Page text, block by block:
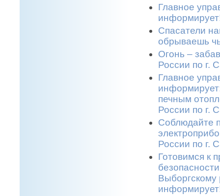
Главное
Спасатели
обрываешь
Огонь –
России по г.
Главное
печным
России по г.
Соблюдайте
России по г.
Готовимся к
Выборгскому